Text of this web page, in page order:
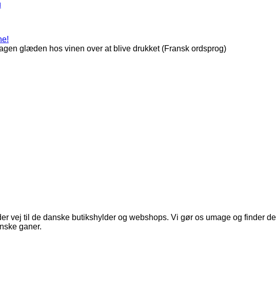
glæden hos vinen over at blive drukket (Fransk ordsprog)
vej til de danske butikshylder og webshops. Vi gør os umage og finder
ganer.